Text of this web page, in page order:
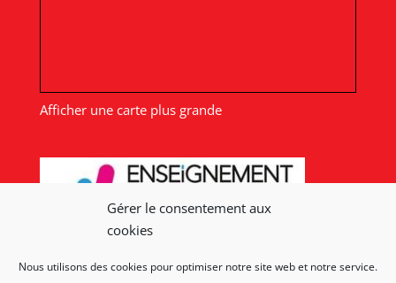
Gérer le consentement aux
cookies
Nous utilisons des cookies pour optimiser notre site web et notre service.
Afficher une carte plus grande